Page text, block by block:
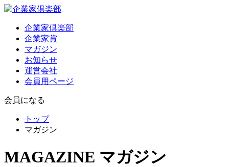
企業家倶楽部
企業家賞
マガジン
お知らせ
運営会社
会員用ページ
会員になる
トップ
マガジン
MAGAZINE マガジン